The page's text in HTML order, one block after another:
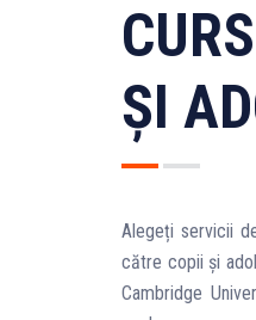
ȘI
Alegeți servicii
către copii și
Cambridge